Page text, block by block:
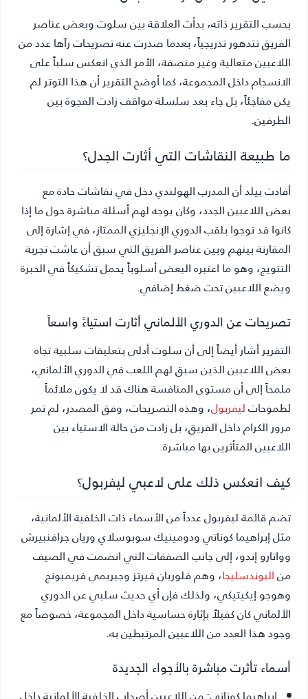
بحسب التقرير ذاته، بدأت العلاقة بين سلوت وبعض عناصر
الفريق تتدهور تدريجياً، بعدما صدرت عنه تصريحات رآها عدد من
اللاعبين متعالية وغير منصفة، الأمر الذي انعكس سلباً على
الانسجام داخل المجموعة، كما أوضح التقرير أن هذا التوتر لم
يكن مفاجئاً، بل جاء بعد سلسلة مواقف زادت الفجوة بين
الطرفين.
ما طبيعة النقاشات التي أثارت الجدل؟
أفادت بيلد أن المدرب الهولندي دخل في نقاشات حادة مع
بعض اللاعبين الجدد، وكان يوجه لهم أسئلة مباشرة حول ما إذا
كانوا قد توجوا بلقب الدوري الإنجليزي الممتاز، في إشارة إلى
المقارنة بينهم وبين عناصر الفريق التي سبق أن عاشت تجربة
التتويج، وهو ما اعتبره البعض أسلوباً يحمل تشكيكاً في الخبرة
ويضع اللاعبين تحت ضغط إضافي.
تصريحات عن الدوري الألماني أثارت استياءً واسعاً
التقرير أشار أيضاً إلى أن سلوت أدلى بتعليقات سلبية تجاه
بعض اللاعبين الذين سبق لهم اللعب في الدوري الألماني،
ملمحاً إلى أن مستوى المنافسة هناك قد لا يكون ملائماً
لطموحاتليفربول، وهذه التصريحات، وفق المصدر، لم تمر
مرور الكرام داخل الفريق، بل زادت من حالة الاستياء بين
اللاعبين المتأثرين بها مباشرة.
كيف انعكس ذلك على لاعبي ليفربول؟
تضم قائمة ليفربول عدداً من الأسماء ذات الخلفية الألمانية،
مثل إبراهيما كوناتي ودومينيك سوبوسلاي وريان جرافنبيرش
وواتارو إندو، إلى جانب الصفقات التي انضمت في الصيف
منالبوندسليجا، وهم فلوريان فيرتز وجيريمي فريمبونج
وهوجو إيكيتيكي، ولذلك فإن أي حديث سلبي عن الدوري
الألماني كان كفيلاً بإثارة حساسية داخل المجموعة، خصوصاً مع
وجود هذا العدد من اللاعبين المرتبطين به.
أسماء تأثرت مباشرة بالأجواء الجديدة